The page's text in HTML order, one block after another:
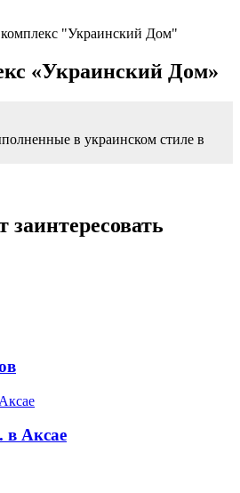
"Украинский Дом"
«Украинский Дом»
в украинском стиле в
заинтересовать
в Аксае